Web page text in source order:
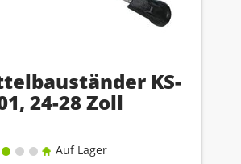
KS-
24-28 Zoll
Auf Lager